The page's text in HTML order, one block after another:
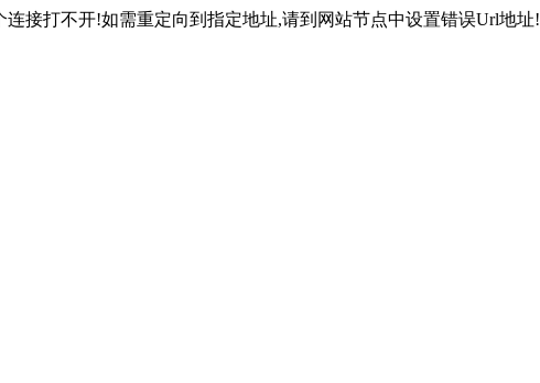
连接打不开!如需重定向到指定地址,请到网站节点中设置错误Url地址!